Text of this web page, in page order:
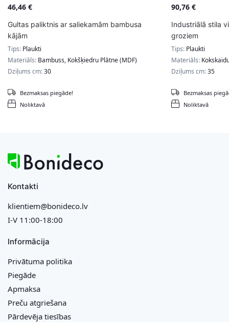
46,46 €
Gultas paliktnis ar saliekamām bambusa
kājām
Tips: Plaukti
Materiāls: Bambuss, Kokšķiedru Plātne (MDF)
Dziļums cm:30
Noliktavā
Bezmaksas piegāde!
90,76 €
Industriālā stila
groziem
Tips: Plaukti
Materiāls:
Dziļums cm:35
Noliktavā
Bezmaksas
Kontakti
klientiem@bonideco.lv
I-V 11:00-18:00
Informācija
Privātuma politika
Piegāde
Apmaksa
Preču atgriešana
Pārdevēja tiesības